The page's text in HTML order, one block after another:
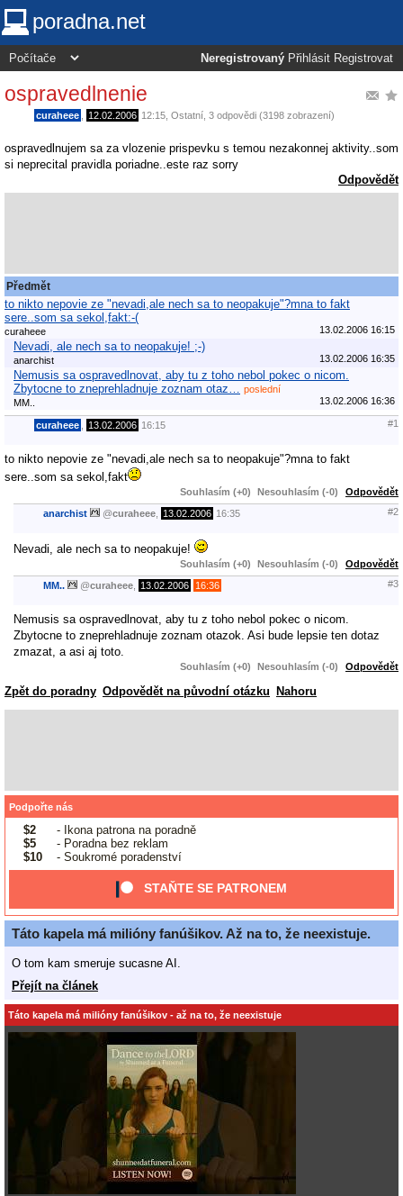
poradna.net
Neregistrovaný Přihlásit Registrovat
ospravedlnenie
curaheee 12.02.2006 12:15 Ostatní , 3 odpovědi (3198 zobrazení)
ospravedlnujem sa za vlozenie prispevku s temou nezakonnej aktivity..som
si neprecital pravidla poriadne..este raz sorry
Odpovědět
Předmět
to nikto nepovie ze "nevadi,ale nech sa to neopakuje"?mna to fakt
sere..som sa sekol,fakt:-(
curaheee 13.02.2006 16:15
Nevadi, ale nech sa to neopakuje! ;-)
anarchist 13.02.2006 16:35
Nemusis sa ospravedlnovat, aby tu z toho nebol pokec o nicom.
Zbytocne to zneprehladnuje zoznam otaz…
poslední
MM..
13.02.2006 16:36
curaheee 13.02.2006 16:15 #1
to nikto nepovie ze "nevadi,ale nech sa to neopakuje"?mna to fakt
sere..som sa sekol,fakt
Souhlasím (+0) Nesouhlasím (-0) Odpovědět
anarchist @curaheee 13.02.2006 16:35 #2
Nevadi, ale nech sa to neopakuje!
Souhlasím (+0) Nesouhlasím (-0) Odpovědět
MM.. @curaheee 13.02.2006 16:36 #3
Nemusis sa ospravedlnovat, aby tu z toho nebol pokec o nicom.
Zbytocne to zneprehladnuje zoznam otazok. Asi bude lepsie ten dotaz
zmazat, a asi aj toto.
Souhlasím (+0) Nesouhlasím (-0) Odpovědět
Zpět do poradny Odpovědět na původní otázku Nahoru
Podpořte nás
$2
- Ikona patrona na poradně
$5
- Poradna bez reklam
$10
- Soukromé poradenství
STAŇTE SE PATRONEM
Táto kapela má milióny fanúšikov. Až na to, že neexistuje.
O tom kam smeruje sucasne AI.
Přejít na článek
Táto kapela má milióny fanúšikov - až na to, že neexistuje